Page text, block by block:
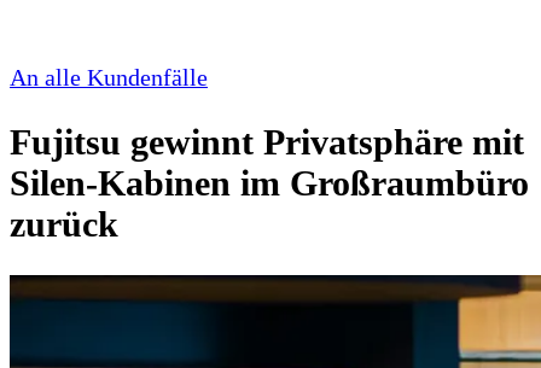
An alle Kundenfälle
Fujitsu gewinnt Privatsphäre mit
Silen-Kabinen im Großraumbüro
zurück